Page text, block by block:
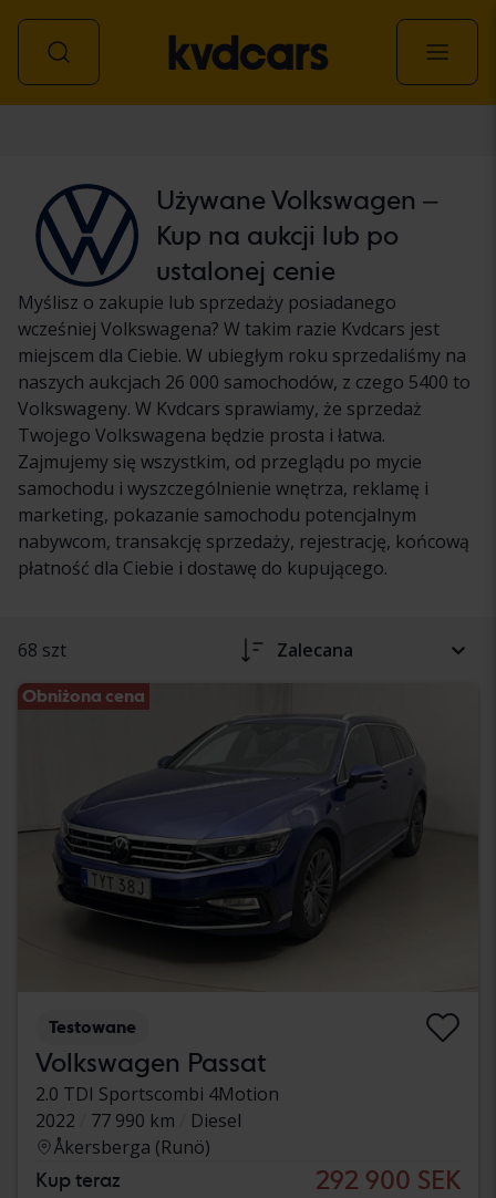
Używane Volkswagen –
Kup na aukcji lub po
ustalonej cenie
Myślisz o zakupie lub sprzedaży posiadanego
wcześniej Volkswagena? W takim razie Kvdcars jest
miejscem dla Ciebie. W ubiegłym roku sprzedaliśmy na
naszych aukcjach 26 000 samochodów, z czego 5400 to
Volkswageny. W Kvdcars sprawiamy, że sprzedaż
Twojego Volkswagena będzie prosta i łatwa.
Zajmujemy się wszystkim, od przeglądu po mycie
samochodu i wyszczególnienie wnętrza, reklamę i
marketing, pokazanie samochodu potencjalnym
nabywcom, transakcję sprzedaży, rejestrację, końcową
płatność dla Ciebie i dostawę do kupującego.
68 szt Zalecana
Obniżona cena
Testowane
Volkswagen Passat
2.0 TDI Sportscombi 4Motion
2022
77 990 km
Diesel
Åkersberga (Runö)
Kup teraz 292 900 SEK